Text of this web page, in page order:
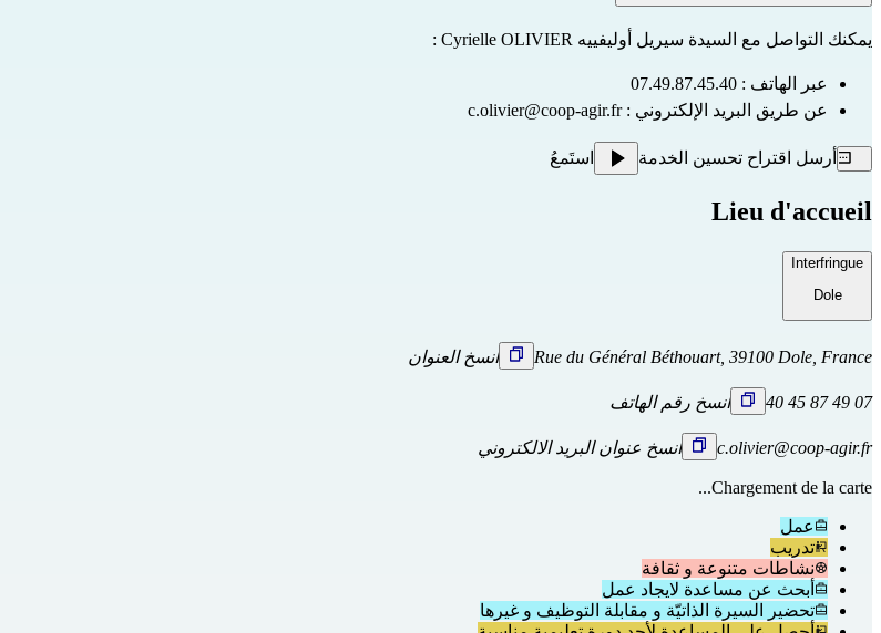
يمكنك التواصل مع السيدة سيريل أوليفييه Cyrielle OLIVIER :
عبر الهاتف : 07.49.87.45.40
عن طريق البريد الإلكتروني : c.olivier@coop-agir.fr
أرسل اقتراح تحسين الخدمة استَمعُ
Lieu d'accueil
Interfringue
Dole
Rue du Général Béthouart, 39100 Dole, France انسخ العنوان
07 49 87 45 40 انسخ رقم الهاتف
c.olivier@coop-agir.fr انسخ عنوان البريد الالكتروني
Chargement de la carte...
عمل
تدريب
نشاطات متنوعة و ثقافة
أبحث عن مساعدة لايجاد عمل
تحضير السيرة الذاتيّة و مقابلة التوظيف و غيرها